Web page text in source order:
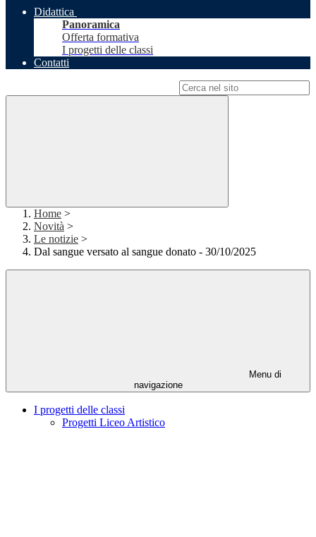
Didattica
Panoramica
Offerta formativa
I progetti delle classi
Contatti
Home >
Novità >
Le notizie >
Dal sangue versato al sangue donato - 30/10/2025
Menu di
navigazione
I progetti delle classi
Progetti Liceo Artistico